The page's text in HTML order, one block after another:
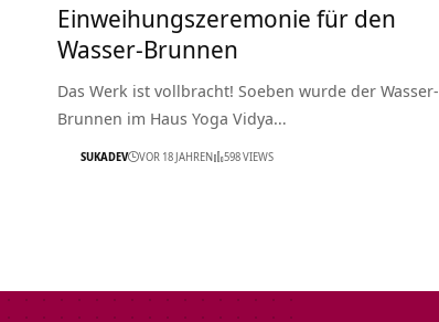
Einweihungszeremonie für den
Wasser-Brunnen
Das Werk ist vollbracht! Soeben wurde der Wasser-
Brunnen im Haus Yoga Vidya…
SUKADEV VOR 18 JAHREN 598 VIEWS